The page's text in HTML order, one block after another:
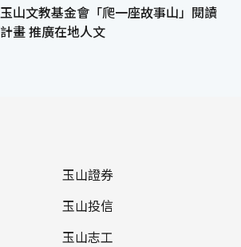
玉山文教基金會「爬一座故事山」閱讀
計畫 推廣在地人文
玉山證券
玉山投信
玉山志工